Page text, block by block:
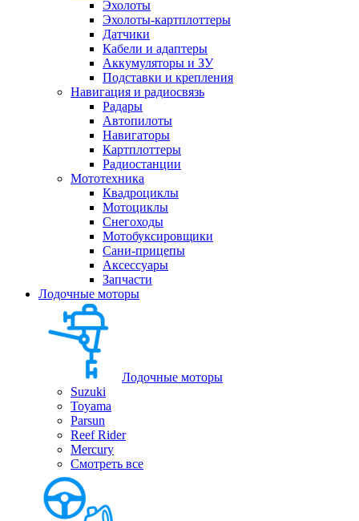
Эхолоты
Эхолоты-картплоттеры
Датчики
Кабели и адаптеры
Аккумуляторы и ЗУ
Подставки и крепления
Навигация и радиосвязь
Радары
Автопилоты
Навигаторы
Картплоттеры
Радиостанции
Мототехника
Квадроциклы
Мотоциклы
Снегоходы
Мотобуксировщики
Сани-прицепы
Аксессуары
Запчасти
Лодочные моторы
Лодочные моторы
Suzuki
Toyama
Parsun
Reef Rider
Mercury
Смотреть все